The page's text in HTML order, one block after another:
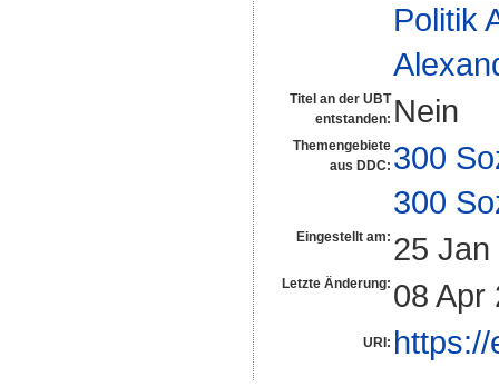
Politik
Titel an der UBT
entstanden: Nein
Themengebiete
aus DDC: 300
300
Eingestellt am: 25
Letzte Änderung: 08 Apr
URI: